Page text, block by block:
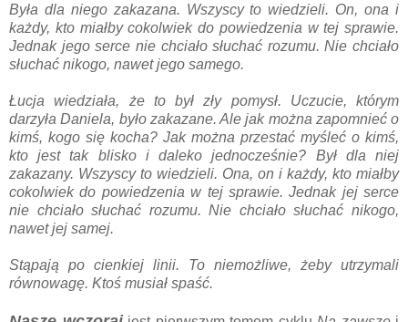
Była dla niego zakazana. Wszyscy to wiedzieli. On, ona i
każdy, kto miałby cokolwiek do powiedzenia w tej sprawie.
Jednak jego serce nie chciało słuchać rozumu. Nie chciało
słuchać nikogo, nawet jego samego.
Łucja wiedziała, że to był zły pomysł. Uczucie, którym
darzyła Daniela, było zakazane. Ale jak można zapomnieć o
kimś, kogo się kocha? Jak można przestać myśleć o kimś,
kto jest tak blisko i daleko jednocześnie? Był dla niej
zakazany. Wszyscy to wiedzieli. Ona, on i każdy, kto miałby
cokolwiek do powiedzenia w tej sprawie. Jednak jej serce
nie chciało słuchać rozumu. Nie chciało słuchać nikogo,
nawet jej samej.
Stąpają po cienkiej linii. To niemożliwe, żeby utrzymali
równowagę. Ktoś musiał spaść.